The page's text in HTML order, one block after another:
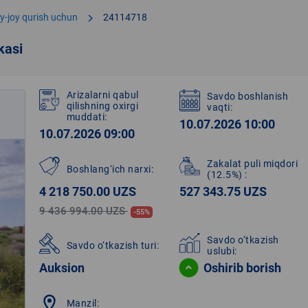
joy qurish uchun chevron_right 24114718
Arizalarni qabul
qilishning oxirgi
muddati:
10.07.2026 09:00
Savdo boshlanish
vaqti:
10.07.2026 10:00
Boshlang‘ich narxi:
4 218 750.00 UZS
9 436 994.00 UZS -55%
Zakalat puli miqdori
(12.5%) :
527 343.75 UZS
Savdo o‘tkazish turi:
Auksion
Savdo o‘tkazish
uslubi:
Oshirib borish
location_on Manzil: